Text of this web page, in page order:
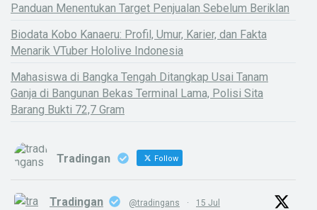
Panduan Menentukan Target Penjualan Sebelum Beriklan
Biodata Kobo Kanaeru: Profil, Umur, Karier, dan Fakta
Menarik VTuber Hololive Indonesia
Mahasiswa di Bangka Tengah Ditangkap Usai Tanam
Ganja di Bangunan Bekas Terminal Lama, Polisi Sita
Barang Bukti 72,7 Gram
Tradingan Follow
Tradingan @tradingans · 15 Jul